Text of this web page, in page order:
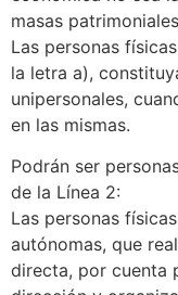
masas
Las personas
la letra a),
unipersonales,
en las mismas.
Podrán ser
de la Línea 2:
Las personas
autónomas, que
directa, por cuenta